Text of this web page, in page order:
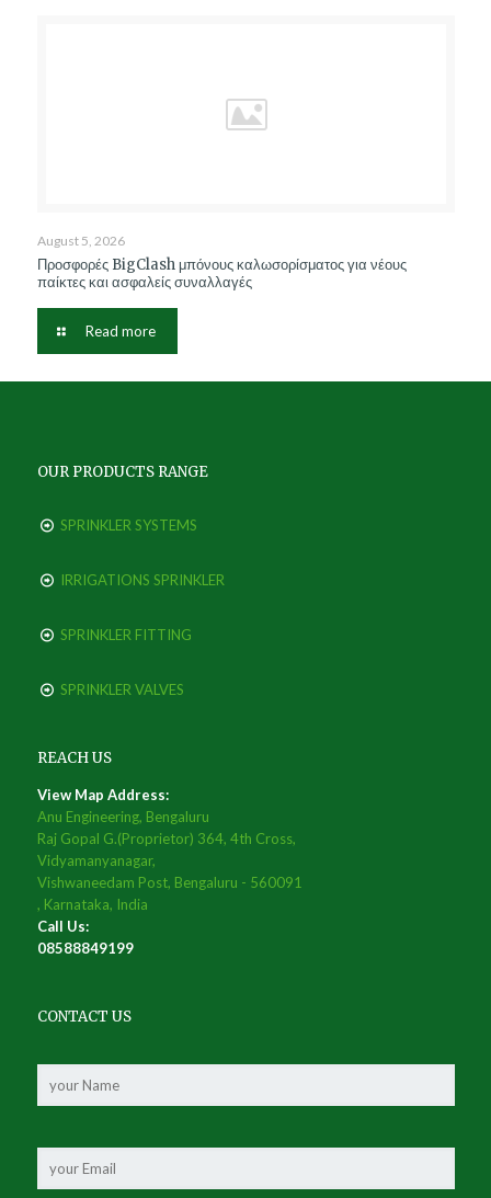
August 5, 2026
Προσφορές BigClash μπόνους καλωσορίσματος για νέους
παίκτες και ασφαλείς συναλλαγές
Read more
OUR PRODUCTS RANGE
SPRINKLER SYSTEMS
IRRIGATIONS SPRINKLER
SPRINKLER FITTING
SPRINKLER VALVES
REACH US
View Map Address:
Anu Engineering, Bengaluru
Raj Gopal G.(Proprietor) 364, 4th Cross,
Vidyamanyanagar,
Vishwaneedam Post, Bengaluru - 560091
, Karnataka, India
Call Us:
08588849199
CONTACT US